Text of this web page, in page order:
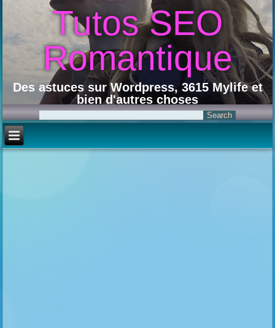
Tutos SEO
Romantique
Des astuces sur Wordpress, 3615 Mylife et
bien d'autres choses